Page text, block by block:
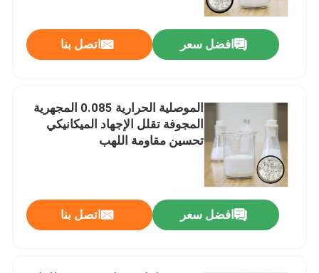
افضل سعر اتصل بنا
الموصلية الحرارية 0.085 المجهرية
المجوفة تقلل الإجهاد الميكانيكي
تحسين مقاومة اللهب
افضل سعر اتصل بنا